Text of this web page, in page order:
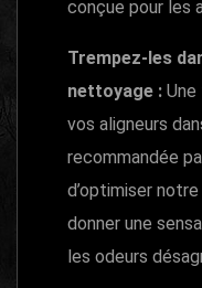
conçue pour les
Trempez-les
nettoyage :
vos aligneurs
recommandée
d’optimiser
donner une
les odeurs